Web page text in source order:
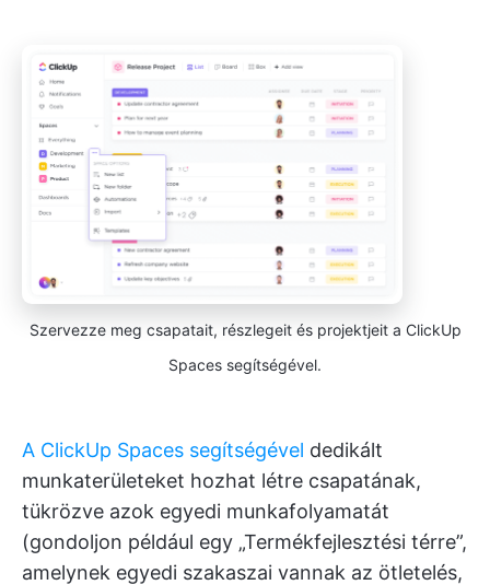
Szervezze meg csapatait, részlegeit és projektjeit a ClickUp
Spaces segítségével.
A ClickUp Spaces segítségével dedikált
munkaterületeket hozhat létre csapatának,
tükrözve azok egyedi munkafolyamatát
(gondoljon például egy „Termékfejlesztési térre”,
amelynek egyedi szakaszai vannak az ötletelés,